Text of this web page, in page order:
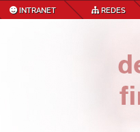
INTRANET REDES